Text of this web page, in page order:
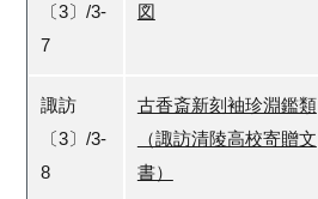
〔3〕/3-
7
図
諏訪
〔3〕/3-
8
古香斎新刻袖珍淵鑑類
（諏訪清陵高校寄贈文
書）